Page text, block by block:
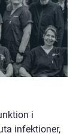
i
infektioner,